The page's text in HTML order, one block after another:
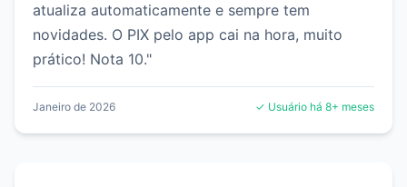
atualiza automaticamente e sempre tem
novidades. O PIX pelo app cai na hora, muito
prático! Nota 10."
Janeiro de 2026 ✓ Usuário há 8+ meses